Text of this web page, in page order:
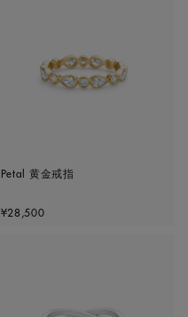
Petal 黄金戒指
Original price
¥28,500